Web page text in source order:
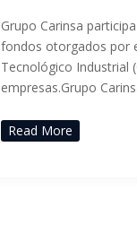
Grupo Carinsa
fondos otorgados por
Tecnológico Industrial
empresas.Grupo
Read More